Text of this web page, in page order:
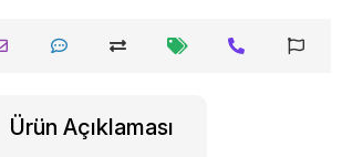
Ürün Açıklaması